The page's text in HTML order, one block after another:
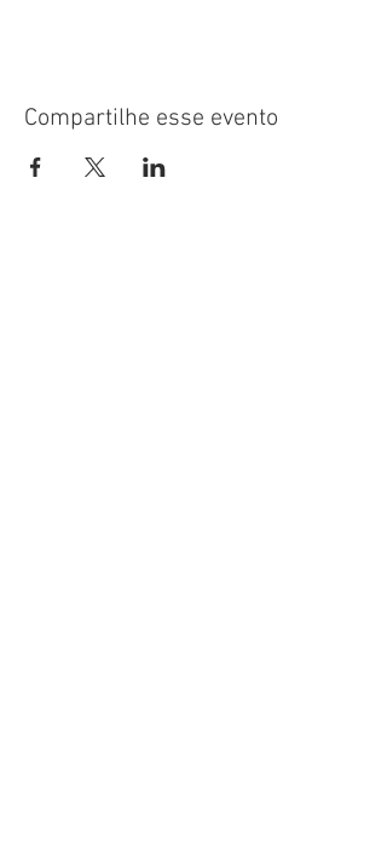
Compartilhe esse evento